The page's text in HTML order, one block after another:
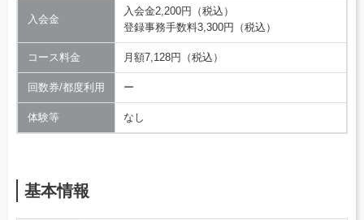
入会金
入会金2,200円（税込）
登録事務手数料3,300円（税込）
コース料金 月額7,128円（税込）
回数券/都度利用 ー
体験等 なし
基本情報